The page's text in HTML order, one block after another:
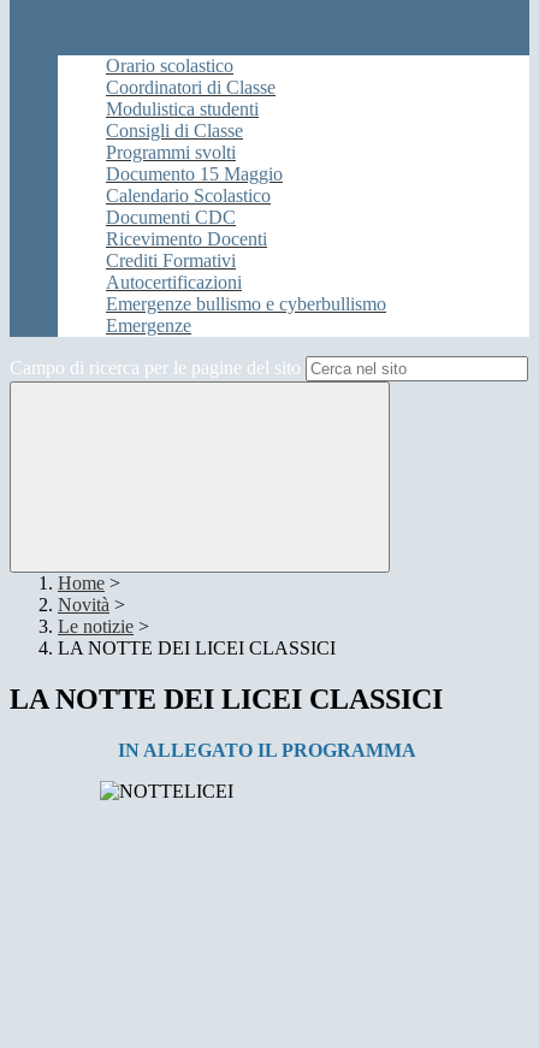
Orario scolastico
Coordinatori di Classe
Modulistica studenti
Consigli di Classe
Programmi svolti
Documento 15 Maggio
Calendario Scolastico
Documenti CDC
Ricevimento Docenti
Crediti Formativi
Autocertificazioni
Emergenze bullismo e cyberbullismo
Emergenze
Campo di ricerca per le pagine del sito
Home >
Novità >
Le notizie >
LA NOTTE DEI LICEI CLASSICI
LA NOTTE DEI LICEI CLASSICI
IN ALLEGATO IL PROGRAMMA